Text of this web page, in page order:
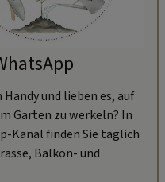
und lieben es, auf
Garten zu werkeln? In
Kanal finden Sie täglich
Balkon- und